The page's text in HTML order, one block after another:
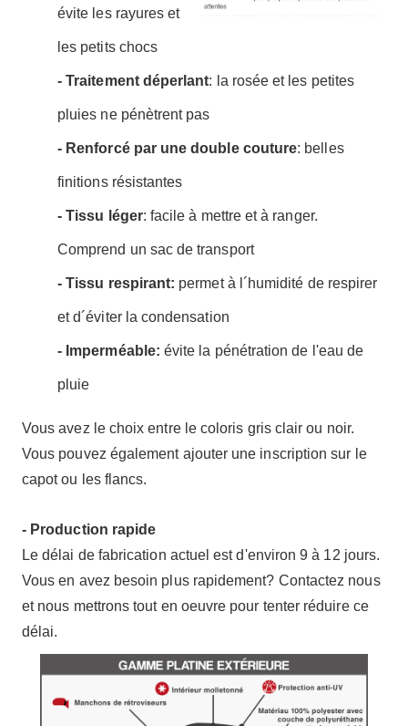
évite les rayures et
les petits chocs
- Traitement déperlant: la rosée et les petites
pluies ne pénètrent pas
- Renforcé par une double couture: belles
finitions résistantes
- Tissu léger: facile à mettre et à ranger.
Comprend un sac de transport
- Tissu respirant: permet à l´humidité de respirer
et d´éviter la condensation
- Imperméable: évite la pénétration de l'eau de
pluie
Vous avez le choix entre le coloris gris clair ou noir.
Vous pouvez également ajouter une inscription sur le
capot ou les flancs.
- Production rapide
Le délai de fabrication actuel est d'environ 9 à 12 jours.
Vous en avez besoin plus rapidement? Contactez nous
et nous mettrons tout en oeuvre pour tenter réduire ce
délai.